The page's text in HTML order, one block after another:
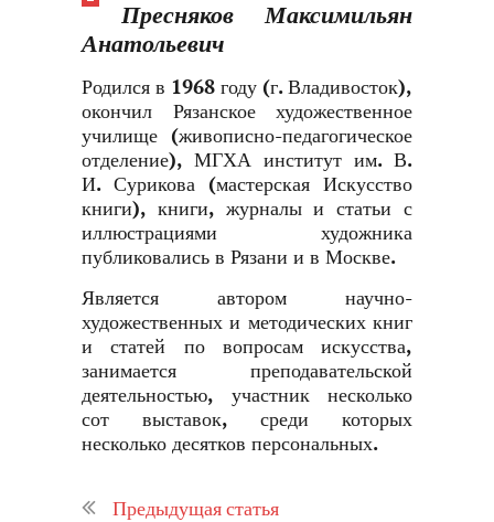
Пресняков Максимильян
Анатольевич
Родился в 1968 году (г. Владивосток),
окончил Рязанское художественное
училище (живописно-педагогическое
отделение), МГХА институт им. В.
И. Сурикова (мастерская Искусство
книги), книги, журналы и статьи с
иллюстрациями художника
публиковались в Рязани и в Москве.
Является автором научно-
художественных и методических книг
и статей по вопросам искусства,
занимается преподавательской
деятельностью, участник несколько
сот выставок, среди которых
несколько десятков персональных.
Предыдущая статья